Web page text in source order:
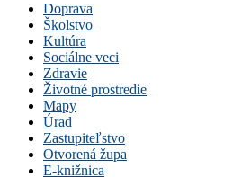
Doprava
Školstvo
Kultúra
Sociálne veci
Zdravie
Životné prostredie
Mapy
Úrad
Zastupiteľstvo
Otvorená župa
E-knižnica